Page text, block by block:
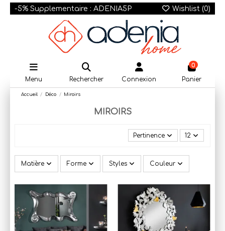
-5% Supplementaire : ADENIA5P Wishlist (0)
Menu Rechercher Connexion
0
Panier
Accueil Déco Miroirs
MIROIRS
Pertinence 12
Matière Forme Styles Couleur